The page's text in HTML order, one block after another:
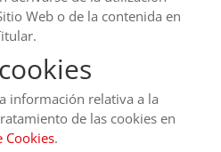
Web o de la contenida en
información relativa a la
de las cookies en
Cookies.